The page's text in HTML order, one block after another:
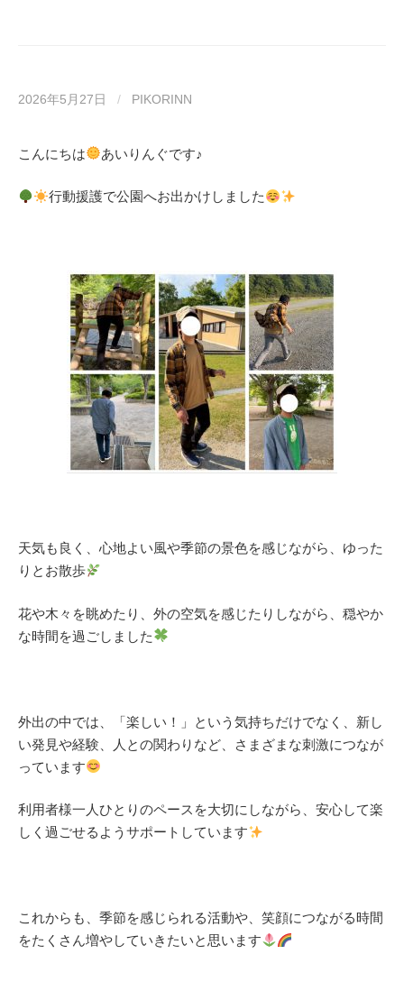
2026年5月27日 / PIKORINN
こんにちは あいりんぐです♪
行動援護で公園へお出かけしました
天気も良く、心地よい風や季節の景色を感じながら、ゆった
りとお散歩
花や木々を眺めたり、外の空気を感じたりしながら、穏やか
な時間を過ごしました
外出の中では、「楽しい！」という気持ちだけでなく、新し
い発見や経験、人との関わりなど、さまざまな刺激につなが
っています
利用者様一人ひとりのペースを大切にしながら、安心して楽
しく過ごせるようサポートしています
これからも、季節を感じられる活動や、笑顔につながる時間
をたくさん増やしていきたいと思います